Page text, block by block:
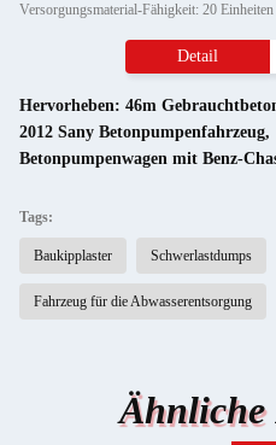
Versorgungsmaterial-Fähigkeit: 20
Detail
Hervorheben: 46m
2012 Sany Betonpumpenfahrzeug,
Betonpumpenwagen mit Benz-
Tags:
Baukipplaster Schwerlastdumps
Fahrzeug für die Abwasserentsorgung
Ähnliche